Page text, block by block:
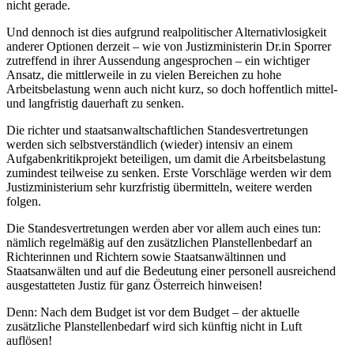
nicht gerade.
Und dennoch ist dies aufgrund realpolitischer Alternativlosigkeit
anderer Optionen derzeit – wie von Justizministerin Dr.in Sporrer
zutreffend in ihrer Aussendung angesprochen – ein wichtiger
Ansatz, die mittlerweile in zu vielen Bereichen zu hohe
Arbeitsbelastung wenn auch nicht kurz­, so doch hoffentlich mittel­
und langfristig dauerhaft zu senken.
Die richter­ und staatsanwaltschaftlichen Standesvertretungen
werden sich selbstverständlich (wieder) intensiv an einem
Aufgabenkritikprojekt beteiligen, um damit die Arbeitsbelastung
zumindest teilweise zu senken. Erste Vorschläge werden wir dem
Justizministerium sehr kurzfristig übermitteln, weitere werden
folgen.
Die Standesvertretungen werden aber vor allem auch eines tun:
nämlich regelmäßig auf den zusätzlichen Planstellenbedarf an
Richterinnen und Richtern sowie Staatsanwältinnen und
Staatsanwälten und auf die Bedeutung einer personell ausreichend
ausgestatteten Justiz für ganz Österreich hinweisen!
Denn: Nach dem Budget ist vor dem Budget – der aktuelle
zusätzliche Planstellenbedarf wird sich künftig nicht in Luft
auflösen!